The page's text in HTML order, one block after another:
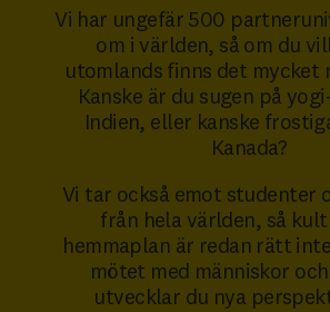
Vi har ungefär 500
om i världen, så om du
utomlands finns det mycket
Kanske är du sugen på
Indien, eller kanske
Kanada?
Vi tar också emot studenter
från hela världen, så
hemmaplan är redan rätt
mötet med människor
utvecklar du nya